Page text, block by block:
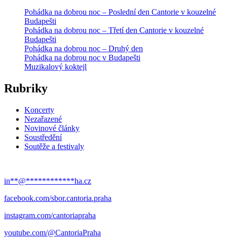
Pohádka na dobrou noc – Poslední den Cantorie v kouzelné
Budapešti
Pohádka na dobrou noc – Třetí den Cantorie v kouzelné
Budapešti
Pohádka na dobrou noc – Druhý den
Pohádka na dobrou noc v Budapešti
Muzikalový koktejl
Rubriky
Koncerty
Nezařazené
Novinové články
Soustředění
Soutěže a festivaly
in**@************ha.cz
facebook.com/sbor.cantoria.praha
instagram.com/cantoriapraha
youtube.com/@CantoriaPraha